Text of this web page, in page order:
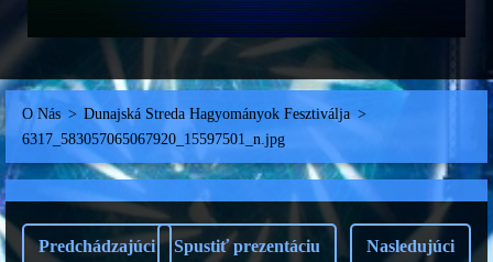
O Nás > Dunajská Streda Hagyományok Fesztiválja >
6317_583057065067920_15597501_n.jpg
Predchádzajúci Spustiť prezentáciu Nasledujúci